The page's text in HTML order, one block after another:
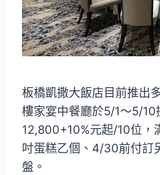
板橋凱撒大飯店目前推出
樓家宴中餐廳於5/1～5/
12,800+10%元起/10位，
吋蛋糕乙個、4/30前付訂
盤。